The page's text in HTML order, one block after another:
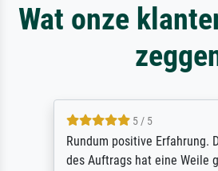
Wat onze
5 / 5
Rundum positive Erfahrung.
des Auftrags hat eine Weile